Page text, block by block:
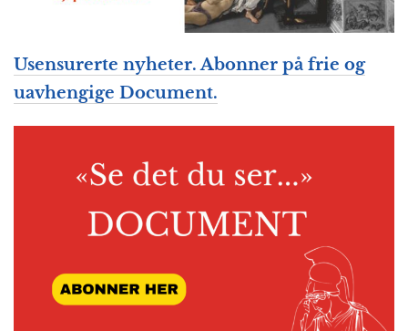
Usensurerte nyheter. Abonner på frie og
uavhengige Document.